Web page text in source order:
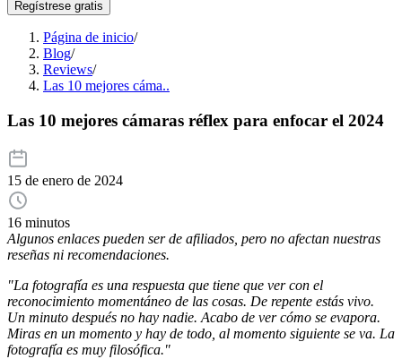
Regístrese gratis
Página de inicio/
Blog/
Reviews/
Las 10 mejores cáma..
Las 10 mejores cámaras réflex para enfocar el 2024
15 de enero de 2024
16 minutos
Algunos enlaces pueden ser de afiliados, pero no afectan nuestras
reseñas ni recomendaciones.
"La fotografía es una respuesta que tiene que ver con el
reconocimiento momentáneo de las cosas. De repente estás vivo.
Un minuto después no hay nadie. Acabo de ver cómo se evapora.
Miras en un momento y hay de todo, al momento siguiente se va. La
fotografía es muy filosófica."